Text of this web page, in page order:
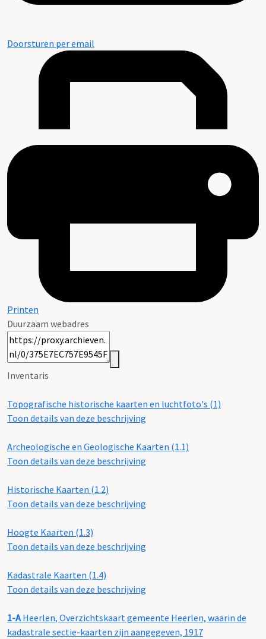
Doorsturen per email
Printen
Duurzaam webadres
Inventaris
Topografische historische kaarten en luchtfoto's (1)
Toon details van deze beschrijving
Archeologische en Geologische Kaarten (1.1)
Toon details van deze beschrijving
Historische Kaarten (1.2)
Toon details van deze beschrijving
Hoogte Kaarten (1.3)
Toon details van deze beschrijving
Kadastrale Kaarten (1.4)
Toon details van deze beschrijving
1-AHeerlen, Overzichtskaart gemeente Heerlen, waarin de
kadastrale sectie-kaarten zijn aangegeven, 1917